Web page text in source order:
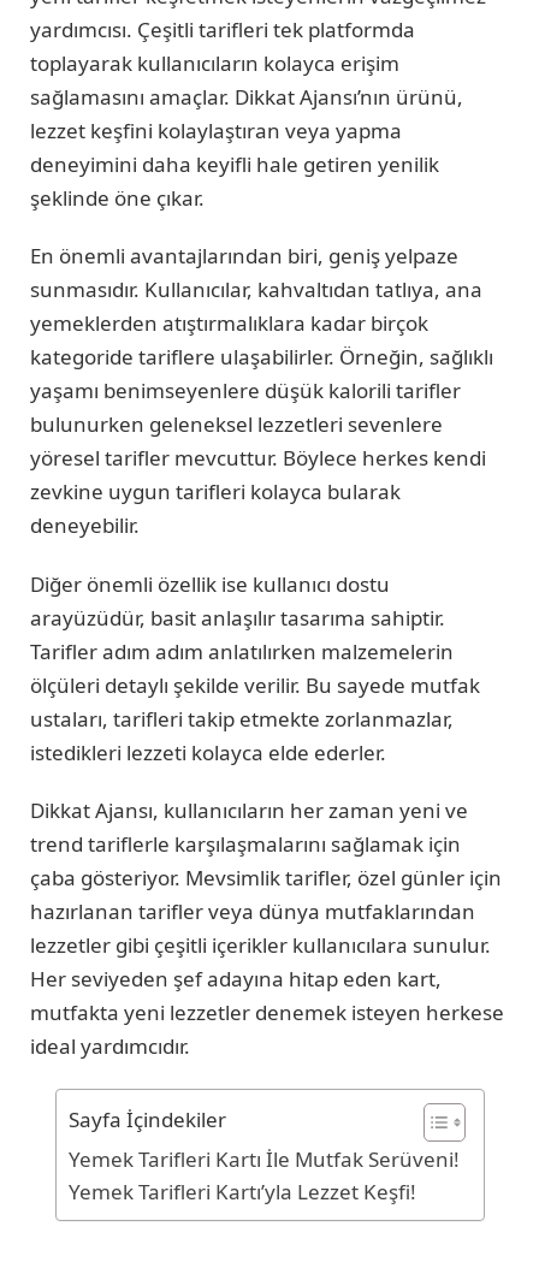
yardımcısı. Çeşitli tarifleri tek platformda
toplayarak kullanıcıların kolayca erişim
sağlamasını amaçlar. Dikkat Ajansı’nın ürünü,
lezzet keşfini kolaylaştıran veya yapma
deneyimini daha keyifli hale getiren yenilik
şeklinde öne çıkar.
En önemli avantajlarından biri, geniş yelpaze
sunmasıdır. Kullanıcılar, kahvaltıdan tatlıya, ana
yemeklerden atıştırmalıklara kadar birçok
kategoride tariflere ulaşabilirler. Örneğin, sağlıklı
yaşamı benimseyenlere düşük kalorili tarifler
bulunurken geleneksel lezzetleri sevenlere
yöresel tarifler mevcuttur. Böylece herkes kendi
zevkine uygun tarifleri kolayca bularak
deneyebilir.
Diğer önemli özellik ise kullanıcı dostu
arayüzüdür, basit anlaşılır tasarıma sahiptir.
Tarifler adım adım anlatılırken malzemelerin
ölçüleri detaylı şekilde verilir. Bu sayede mutfak
ustaları, tarifleri takip etmekte zorlanmazlar,
istedikleri lezzeti kolayca elde ederler.
Dikkat Ajansı, kullanıcıların her zaman yeni ve
trend tariflerle karşılaşmalarını sağlamak için
çaba gösteriyor. Mevsimlik tarifler, özel günler için
hazırlanan tarifler veya dünya mutfaklarından
lezzetler gibi çeşitli içerikler kullanıcılara sunulur.
Her seviyeden şef adayına hitap eden kart,
mutfakta yeni lezzetler denemek isteyen herkese
ideal yardımcıdır.
Sayfa İçindekiler
Yemek Tarifleri Kartı İle Mutfak Serüveni!
Yemek Tarifleri Kartı’yla Lezzet Keşfi!